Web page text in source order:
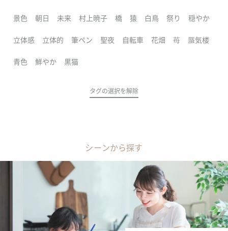
景色 朝日 未来 村上暁子 橋 猿 白鳥 祭り 穏やか
立体感 立体的 筆ペン 聖夜 自転車 花畑 苺 蜃気楼
青色 鮮やか 黒猫
タグの選択を解除
シーンから探す